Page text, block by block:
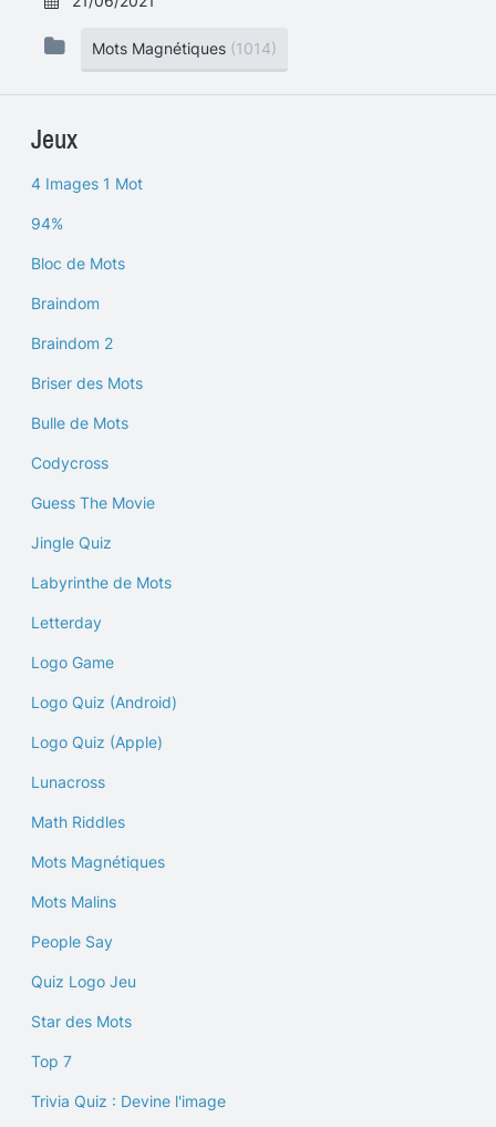
Mots Magnétiques (1014)
Jeux
4 Images 1 Mot
94%
Bloc de Mots
Braindom
Braindom 2
Briser des Mots
Bulle de Mots
Codycross
Guess The Movie
Jingle Quiz
Labyrinthe de Mots
Letterday
Logo Game
Logo Quiz (Android)
Logo Quiz (Apple)
Lunacross
Math Riddles
Mots Magnétiques
Mots Malins
People Say
Quiz Logo Jeu
Star des Mots
Top 7
Trivia Quiz : Devine l'image